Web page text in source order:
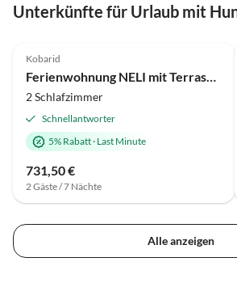
Unterkünfte für Urlaub mit
Kobarid
Ferienwohnung NELI mit Terrasse nahe Badefluß Nadiza und Soca
2 Schlafzimmer
Schnellantworter
5% Rabatt· Last Minute
731,50 €
2 Gäste / 7 Nächte
Alle anzeigen